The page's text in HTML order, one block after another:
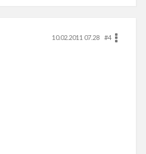
10.02.2011 07.28
#4